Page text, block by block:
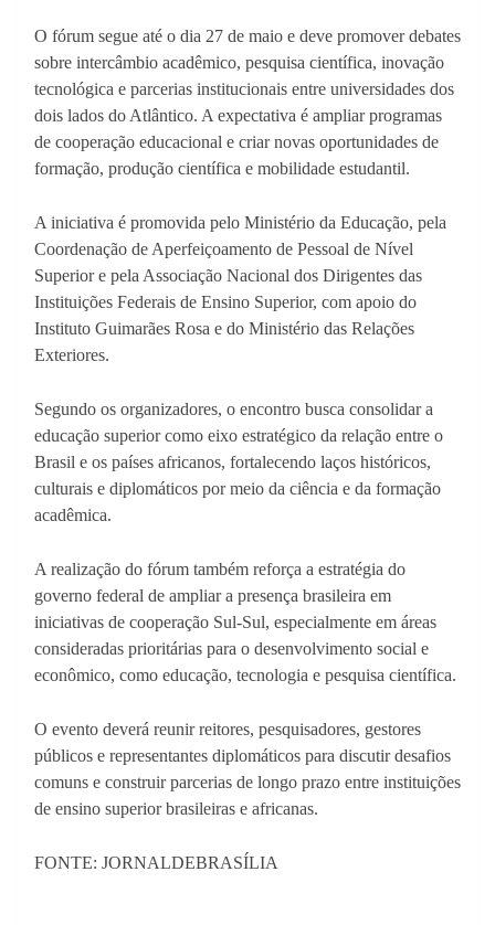
O fórum segue até o dia 27 de maio e deve promover debates
sobre intercâmbio acadêmico, pesquisa científica, inovação
tecnológica e parcerias institucionais entre universidades dos
dois lados do Atlântico. A expectativa é ampliar programas
de cooperação educacional e criar novas oportunidades de
formação, produção científica e mobilidade estudantil.
A iniciativa é promovida pelo Ministério da Educação, pela
Coordenação de Aperfeiçoamento de Pessoal de Nível
Superior e pela Associação Nacional dos Dirigentes das
Instituições Federais de Ensino Superior, com apoio do
Instituto Guimarães Rosa e do Ministério das Relações
Exteriores.
Segundo os organizadores, o encontro busca consolidar a
educação superior como eixo estratégico da relação entre o
Brasil e os países africanos, fortalecendo laços históricos,
culturais e diplomáticos por meio da ciência e da formação
acadêmica.
A realização do fórum também reforça a estratégia do
governo federal de ampliar a presença brasileira em
iniciativas de cooperação Sul-Sul, especialmente em áreas
consideradas prioritárias para o desenvolvimento social e
econômico, como educação, tecnologia e pesquisa científica.
O evento deverá reunir reitores, pesquisadores, gestores
públicos e representantes diplomáticos para discutir desafios
comuns e construir parcerias de longo prazo entre instituições
de ensino superior brasileiras e africanas.
FONTE: JORNALDEBRASÍLIA